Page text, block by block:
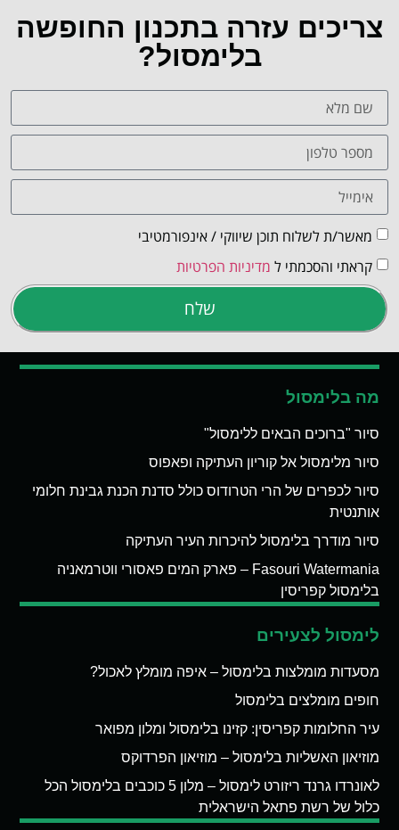
צריכים עזרה בתכנון החופשה
בלימסול?
מאשר/ת לשלוח תוכן שיווקי / אינפורמטיבי
קראתי והסכמתי ל מדיניות הפרטיות
שלח
מה בלימסול
סיור "ברוכים הבאים ללימסול"
סיור מלימסול אל קוריון העתיקה ופאפוס
סיור לכפרים של הרי הטרודוס כולל סדנת הכנת גבינת חלומי
אותנטית
סיור מודרך בלימסול להיכרות העיר העתיקה
Fasouri Watermania – פארק המים פאסורי ווטרמאניה
בלימסול קפריסין
לימסול לצעירים
מסעדות מומלצות בלימסול – איפה מומלץ לאכול?
חופים מומלצים בלימסול
עיר החלומות קפריסין: קזינו בלימסול ומלון מפואר
מוזיאון האשליות בלימסול – מוזיאון הפרדוקס
לאונרדו גרנד ריזורט לימסול – מלון 5 כוכבים בלימסול הכל
כלול של רשת פתאל הישראלית